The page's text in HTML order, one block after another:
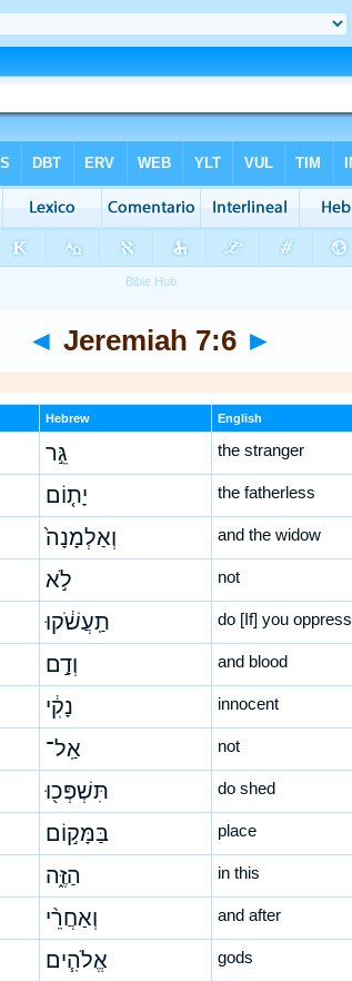
◄ Jeremiah 7:6 ►
Hebrew English
גֵּ֣ר the stranger
יָת֤וֹם the fatherless
וְאַלְמָנָה֙ and the widow
לֹ֣א not
תַֽעֲשֹׁ֔קוּ do [If] you oppress
וְדָ֣ם and blood
נָקִ֔י innocent
אַֽל־ not
תִּשְׁפְּכ֖וּ do shed
בַּמָּק֣וֹם place
הַזֶּ֑ה in this
וְאַחֲרֵ֨י and after
אֱלֹהִ֧ים gods